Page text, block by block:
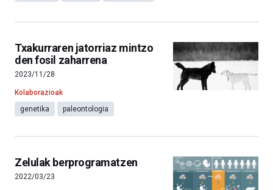
Txakurraren jatorriaz mintzo
den fosil zaharrena
2023/11/28
Kolaborazioak
genetika
paleontologia
Zelulak berprogramatzen
2022/03/23